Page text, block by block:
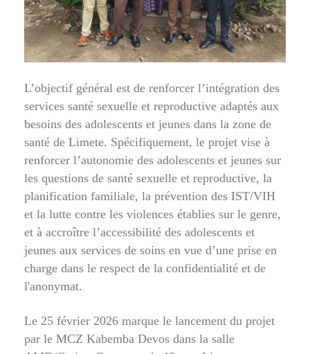
L’objectif général est de renforcer l’intégration des
services santé sexuelle et reproductive adaptés aux
besoins des adolescents et jeunes dans la zone de
santé de Limete. Spécifiquement, le projet vise à
renforcer l’autonomie des adolescents et jeunes sur
les questions de santé sexuelle et reproductive, la
planification familiale, la prévention des IST/VIH
et la lutte contre les violences établies sur le genre,
et à accroître l’accessibilité des adolescents et
jeunes aux services de soins en vue d’une prise en
charge dans le respect de la confidentialité et de
l'anonymat.
Le 25 février 2026 marque le lancement du projet
par le MCZ Kabemba Devos dans la salle